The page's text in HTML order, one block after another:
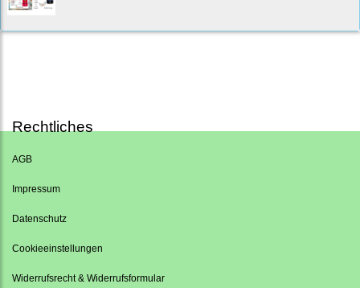
Rechtliches
AGB
Impressum
Datenschutz
Cookieeinstellungen
Widerrufsrecht & Widerrufsformular